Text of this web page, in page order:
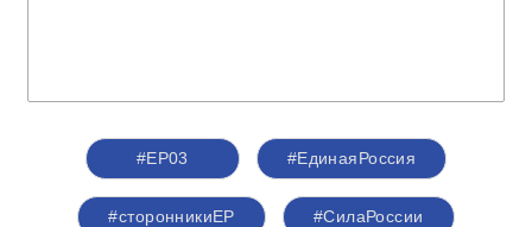
#ЕР03 #‎ЕдинаяРоссия
#сторонникиЕР #СилаРоссии